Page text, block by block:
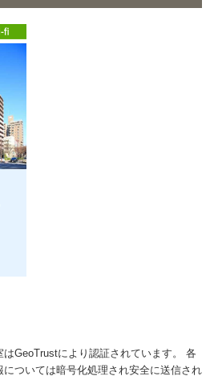
はGeoTrustにより認証されています。
各
については暗号化処理され安全に送信され